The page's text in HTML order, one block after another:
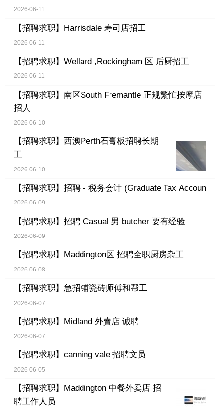
2026-06-11
【招聘求职】 Harrisdale 寿司店招工
2026-06-11
【招聘求职】 Wellard ,Rockingham 区 后厨招工
2026-06-11
【招聘求职】 南区South Fremantle 正规繁忙按摩店
招人
2026-06-10
【招聘求职】 西澳Perth石膏板招聘长期
工
2026-06-10
【招聘求职】 招聘 - 税务会计 (Graduate Tax Accoun
2026-06-09
【招聘求职】 招聘 Casual 男 butcher 要有经验
2026-06-09
【招聘求职】 Maddington区 招聘全职厨房杂工
2026-06-08
【招聘求职】 急招铺瓷砖师傅和帮工
2026-06-07
【招聘求职】 Midland 外賣店 诚聘
2026-06-07
【招聘求职】 canning vale 招聘文员
2026-06-05
【招聘求职】 Maddington 中餐外卖店 招
聘工作人员